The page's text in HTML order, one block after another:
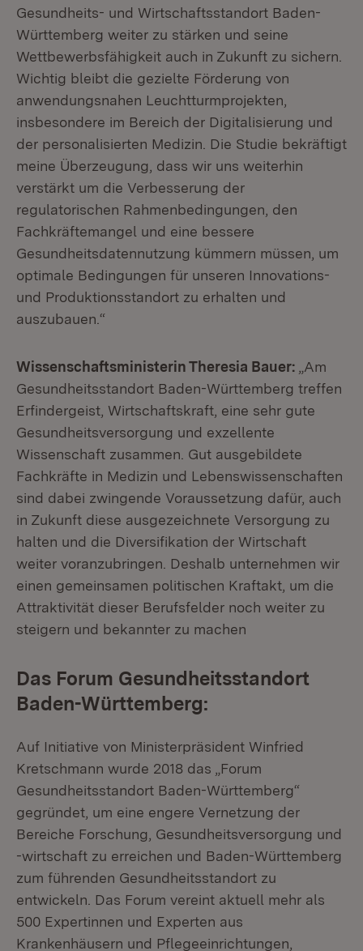
Gesundheits- und Wirtschaftsstandort Baden-
Württemberg weiter zu stärken und seine
Wettbewerbsfähigkeit auch in Zukunft zu sichern.
Wichtig bleibt die gezielte Förderung von
anwendungsnahen Leuchtturmprojekten,
insbesondere im Bereich der Digitalisierung und
der personalisierten Medizin. Die Studie bekräftigt
meine Überzeugung, dass wir uns weiterhin
verstärkt um die Verbesserung der
regulatorischen Rahmenbedingungen, den
Fachkräftemangel und eine bessere
Gesundheitsdatennutzung kümmern müssen, um
optimale Bedingungen für unseren Innovations-
und Produktionsstandort zu erhalten und
auszubauen.“
Wissenschaftsministerin Theresia Bauer: „Am
Gesundheitsstandort Baden-Württemberg treffen
Erfindergeist, Wirtschaftskraft, eine sehr gute
Gesundheitsversorgung und exzellente
Wissenschaft zusammen. Gut ausgebildete
Fachkräfte in Medizin und Lebenswissenschaften
sind dabei zwingende Voraussetzung dafür, auch
in Zukunft diese ausgezeichnete Versorgung zu
halten und die Diversifikation der Wirtschaft
weiter voranzubringen. Deshalb unternehmen wir
einen gemeinsamen politischen Kraftakt, um die
Attraktivität dieser Berufsfelder noch weiter zu
steigern und bekannter zu machen
Das Forum Gesundheitsstandort
Baden-Württemberg:
Auf Initiative von Ministerpräsident Winfried
Kretschmann wurde 2018 das „Forum
Gesundheitsstandort Baden-Württemberg“
gegründet, um eine engere Vernetzung der
Bereiche Forschung, Gesundheitsversorgung und
-wirtschaft zu erreichen und Baden-Württemberg
zum führenden Gesundheitsstandort zu
entwickeln. Das Forum vereint aktuell mehr als
500 Expertinnen und Experten aus
Krankenhäusern und Pflegeeinrichtungen,